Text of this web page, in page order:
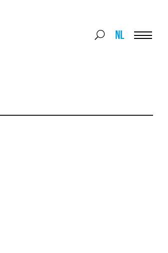
Search
Search
NL